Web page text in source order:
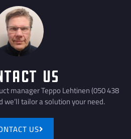
Us
manager Teppo Lehtinen (050 438
we’ll tailor a solution your need.
US